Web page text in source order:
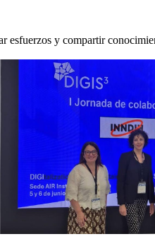
esfuerzos y compartir